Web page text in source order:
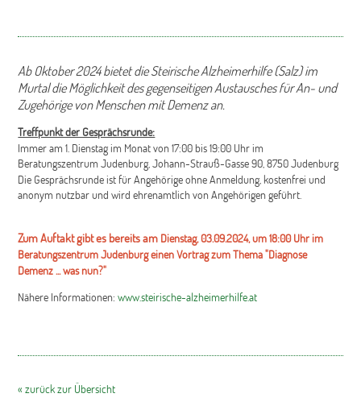
Ab Oktober 2024 bietet die Steirische Alzheimerhilfe (Salz) im
Murtal die Möglichkeit des gegenseitigen Austausches für An- und
Zugehörige von Menschen mit Demenz an.
Treffpunkt der Gesprächsrunde:
Immer am 1. Dienstag im Monat von 17:00 bis 19:00 Uhr im
Beratungszentrum Judenburg, Johann-Strauß-Gasse 90, 8750 Judenburg
Die Gesprächsrunde ist für Angehörige ohne Anmeldung, kostenfrei und
anonym nutzbar und wird ehrenamtlich von Angehörigen geführt.
Zum Auftakt gibt es bereits am Dienstag, 03.09.2024, um 18:00 Uhr im
Beratungszentrum Judenburg einen Vortrag zum Thema "Diagnose
Demenz ... was nun?"
Nähere Informationen:www.steirische-alzheimerhilfe.at
« zurück zur Übersicht